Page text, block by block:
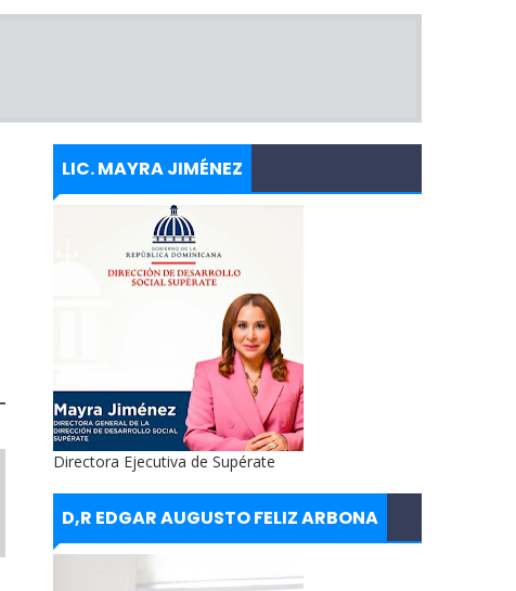
LIC. MAYRA JIMÉNEZ
Directora Ejecutiva de Supérate
D,R EDGAR AUGUSTO FELIZ ARBONA